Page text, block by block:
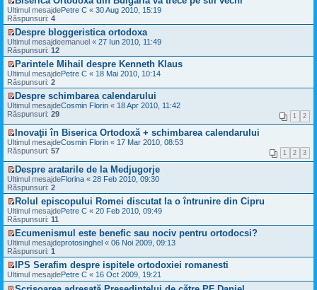
t
i
t
n
e
c
t
i
t
e
s
a
j
n
e
c
i
t
i
t
m
u
l
m
e
s
a
j
n
e
c
i
t
i
t
u
l
t
i
m
u
l
m
e
s
a
j
n
c
i
t
i
t
V
e
z
u
l
t
i
m
u
l
m
e
s
a
j
n
e
c
t
i
t
Ultimul mesajdePetre C « 30 Aug 2010, 15:19
Răspunsuri: 4
V
e
z
u
l
t
i
m
u
l
m
e
s
j
n
e
c
t
i
t
Despre bloggeristica ortodoxa
Ultimul mesajdeemanuel « 27 Iun 2010, 11:49
Răspunsuri: 12
V
e
z
u
l
i
m
u
l
m
e
s
a
j
n
e
c
t
i
t
Parintele Mihail despre Kenneth Klaus
Ultimul mesajdePetre C « 18 Mai 2010, 10:14
Răspunsuri: 2
V
e
i
u
l
t
i
m
u
l
m
e
s
a
j
n
e
c
t
i
Despre schimbarea calendarului
Ultimul mesajdeCosmin Florin « 18 Apr 2010, 11:42
Răspunsuri: 29 1 2
V
e
i
u
l
t
i
m
u
l
m
e
s
a
j
n
e
Inovaţii în Biserica Ortodoxă + schimbarea calendarului
Ultimul mesajdeCosmin Florin « 17 Mar 2010, 08:53
Răspunsuri: 57 1 2 3
V
e
z
u
l
t
i
m
u
l
m
e
s
Despre aratarile de la Medjugorje
Ultimul mesajdeFlorina « 28 Feb 2010, 09:30
Răspunsuri: 2
V
e
z
u
l
t
i
m
u
Rolul episcopului Romei discutat la o întrunire din Cipru
Ultimul mesajdePetre C « 20 Feb 2010, 09:49
Răspunsuri: 11
V
e
z
u
l
Ecumenismul este benefic sau nociv pentru ortodocsi?
Ultimul mesajdeprotosinghel « 06 Noi 2009, 09:13
Răspunsuri: 1
V
e
IPS Serafim despre ispitele ortodoxiei romanesti
Ultimul mesajdePetre C « 16 Oct 2009, 19:21